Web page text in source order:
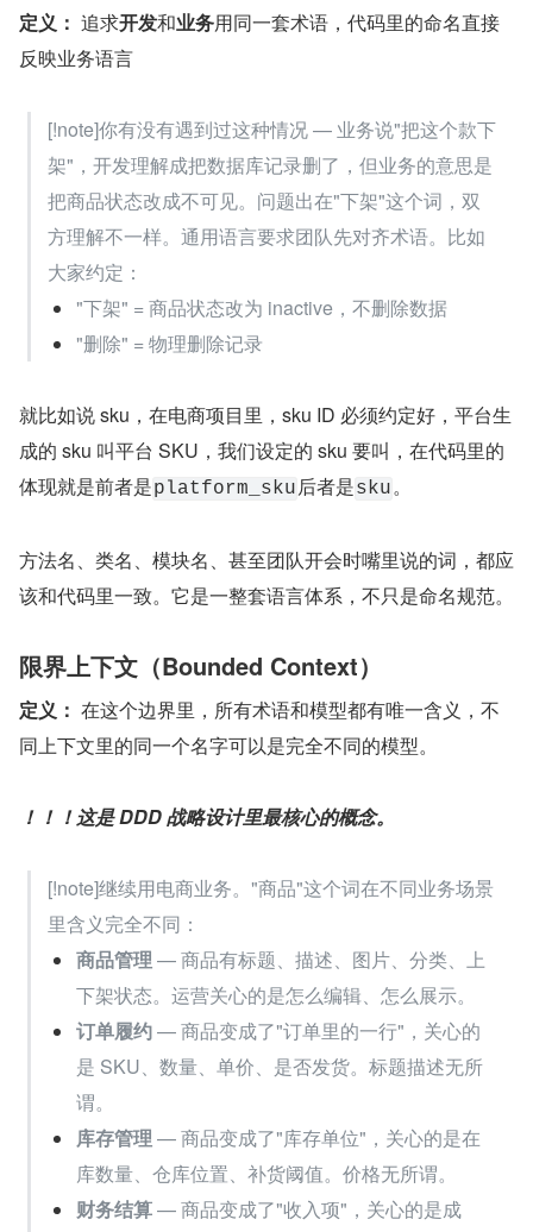
定义： 追求开发和业务用同一套术语，代码里的命名直接
反映业务语言
[!note]你有没有遇到过这种情况 — 业务说"把这个款下
架"，开发理解成把数据库记录删了，但业务的意思是
把商品状态改成不可见。问题出在"下架"这个词，双
方理解不一样。通用语言要求团队先对齐术语。比如
大家约定：
"下架" = 商品状态改为 inactive，不删除数据
"删除" = 物理删除记录
就比如说 sku，在电商项目里，sku ID 必须约定好，平台生
成的 sku 叫平台 SKU，我们设定的 sku 要叫，在代码里的
体现就是前者是platform_sku 后者是sku。
方法名、类名、模块名、甚至团队开会时嘴里说的词，都应
该和代码里一致。它是一整套语言体系，不只是命名规范。
限界上下文（Bounded Context）
定义： 在这个边界里，所有术语和模型都有唯一含义，不
同上下文里的同一个名字可以是完全不同的模型。
！！！这是 DDD 战略设计里最核心的概念。
[!note]继续用电商业务。"商品"这个词在不同业务场景
里含义完全不同：
商品管理 — 商品有标题、描述、图片、分类、上
下架状态。运营关心的是怎么编辑、怎么展示。
订单履约 — 商品变成了"订单里的一行"，关心的
是 SKU、数量、单价、是否发货。标题描述无所
谓。
库存管理 — 商品变成了"库存单位"，关心的是在
库数量、仓库位置、补货阈值。价格无所谓。
财务结算 — 商品变成了"收入项"，关心的是成